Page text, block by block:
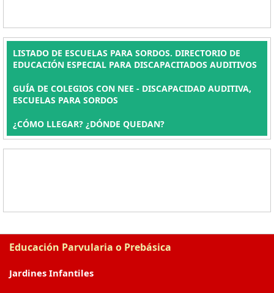
LISTADO DE ESCUELAS PARA SORDOS. DIRECTORIO DE
EDUCACIÓN ESPECIAL PARA DISCAPACITADOS AUDITIVOS
GUÍA DE COLEGIOS CON NEE - DISCAPACIDAD AUDITIVA,
ESCUELAS PARA SORDOS
¿CÓMO LLEGAR? ¿DÓNDE QUEDAN?
Educación Parvularia o Prebásica
Jardines Infantiles